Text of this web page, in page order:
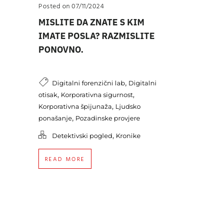
Posted on 07/11/2024
MISLITE DA ZNATE S KIM
IMATE POSLA? RAZMISLITE
PONOVNO.
Digitalni forenzični lab, Digitalni
otisak, Korporativna sigurnost,
Korporativna špijunaža, Ljudsko
ponašanje, Pozadinske provjere
Detektivski pogled, Kronike
READ MORE